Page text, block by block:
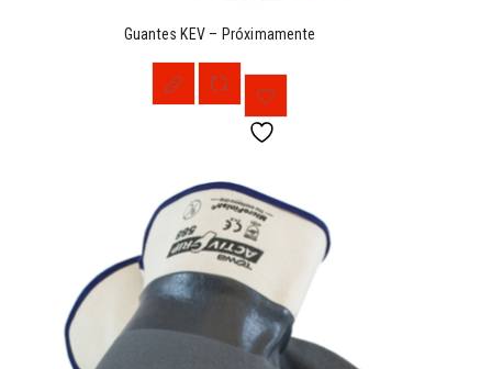
Guantes KEV – Próximamente